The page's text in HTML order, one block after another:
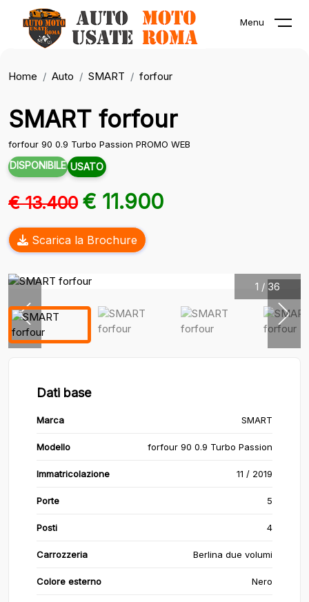
Menu
Home Auto SMART forfour
SMART forfour
forfour 90 0.9 Turbo Passion PROMO WEB
DISPONIBILE USATO
€ 13.400 € 11.900
Scarica la Brochure
1 / 36
Dati base
Marca SMART
Modello forfour 90 0.9 Turbo Passion
Immatricolazione 11 / 2019
Porte 5
Posti 4
Carrozzeria Berlina due volumi
Colore esterno Nero